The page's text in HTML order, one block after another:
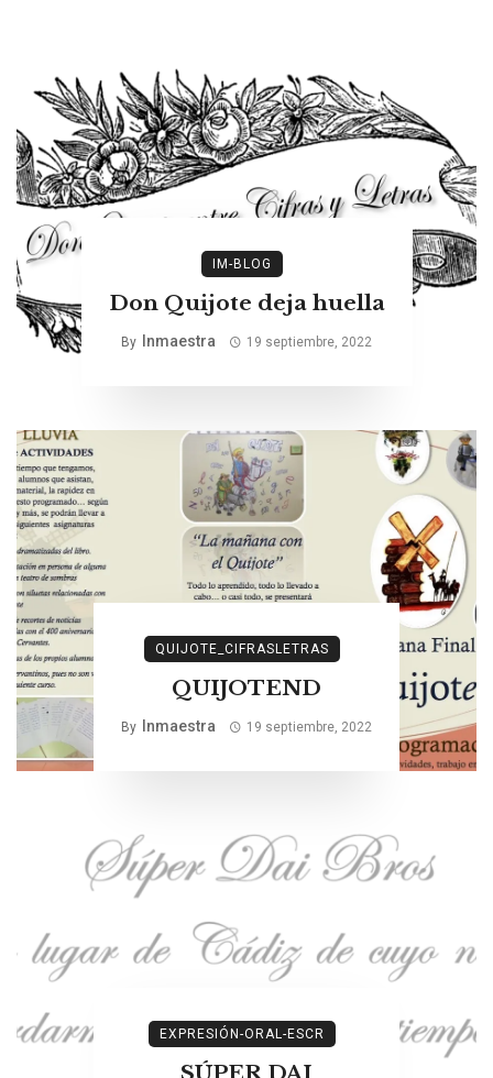
IM-BLOG
Don Quijote deja huella
By Inmaestra 19 septiembre, 2022
QUIJOTE_CIFRASLETRAS
QUIJOTEND
By Inmaestra 19 septiembre, 2022
EXPRESIÓN-ORAL-ESCR